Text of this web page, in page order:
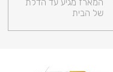
המארז מגיע עד הדלת
של הבית